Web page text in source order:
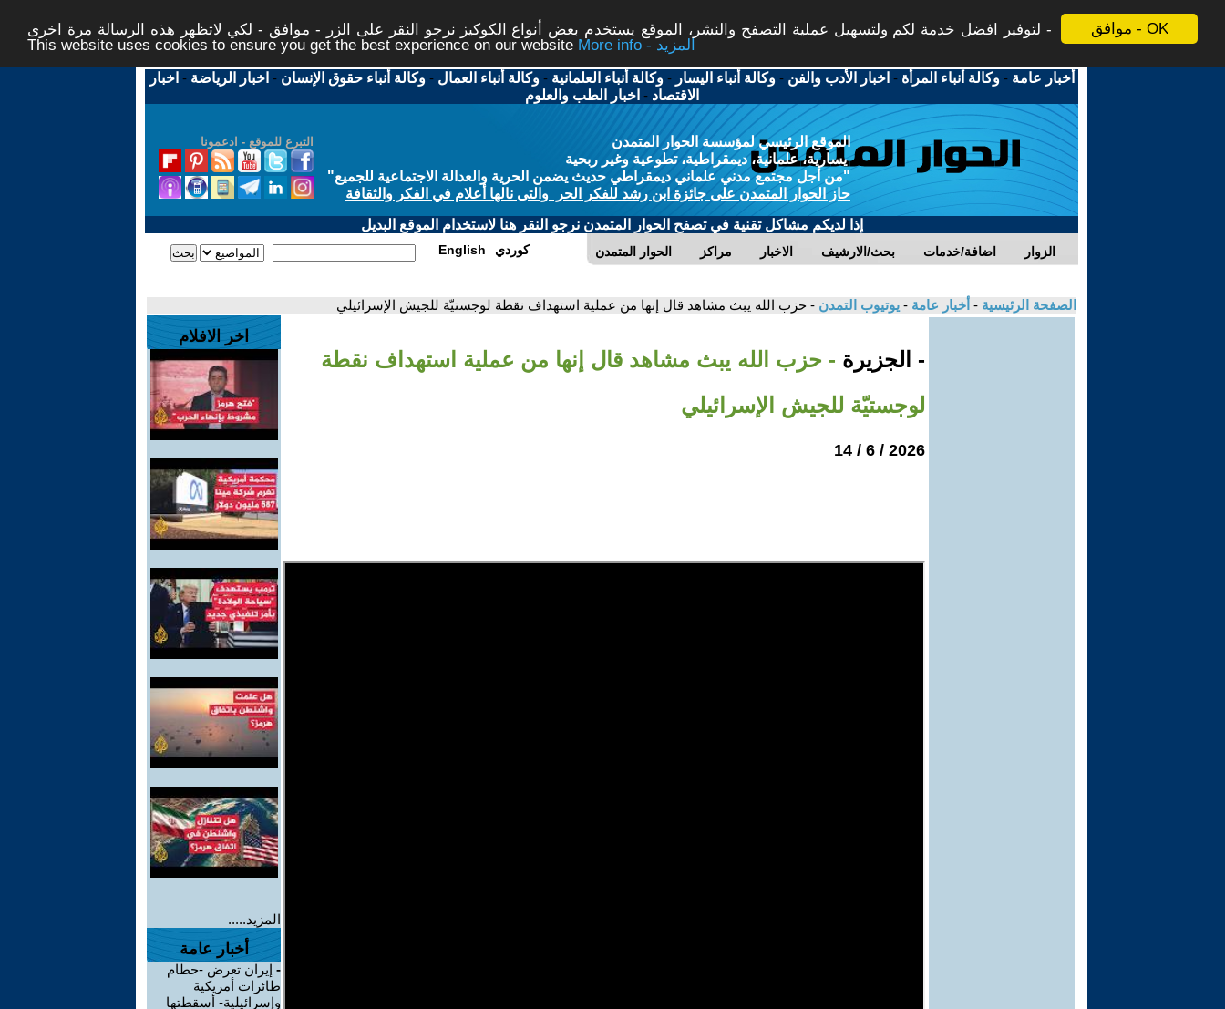
موافق - OK
لتوفير افضل خدمة لكم ولتسهيل عملية التصفح والنشر، الموقع يستخدم بعض أنواع الكوكيز نرجو النقر على الزر - موافق - لكي لاتظهر هذه الرسالة مرة اخرى -
This website uses cookies to ensure you get the best experience on our website
More info - المزيد
أخبار عامة -وكالة أنباء المرأة - اخبار الأدب والفن -وكالة أنباء اليسار -وكالة أنباء العلمانية -وكالة أنباء العمال -وكالة أنباء حقوق الإنسان - اخبار الرياضة - اخبار
الاقتصاد - اخبار الطب والعلوم
التبرع للموقع - ادعمونا
الموقع الرئيسي لمؤسسة الحوار المتمدن
يسارية، علمانية، ديمقراطية، تطوعية وغير ربحية
"من أجل مجتمع مدني علماني ديمقراطي حديث يضمن الحرية والعدالة الاجتماعية للجميع"
حاز الحوار المتمدن على جائزة ابن رشد للفكر الحر والتى نالها أعلام في الفكر والثقافة
إذا لديكم مشاكل تقنية في تصفح الحوار المتمدن نرجو النقر هنا لاستخدام الموقع البديل
الحوار المتمدن مراكز الاخبار بحث/الارشيف اضافة/خدمات الزوار English كوردي
الصفحة الرئيسية - أخبار عامة - يوتيوب التمدن - حزب الله يبث مشاهد قال إنها من عملية استهداف نقطة لوجستيّة للجيش الإسرائيلي
- الجزيرة - حزب الله يبث مشاهد قال إنها من عملية استهداف نقطة
لوجستيّة للجيش الإسرائيلي
2026 / 6 / 14
اخر الافلام
المزيد.....
أخبار عامة
- إيران تعرض -حطام
طائرات أمريكية
وإسرائيلية- أسقطتها